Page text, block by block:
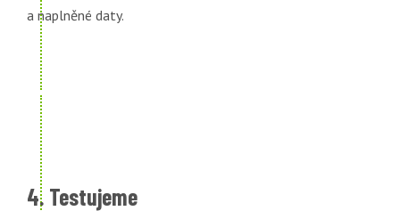
a naplněné daty.
4. Testujeme